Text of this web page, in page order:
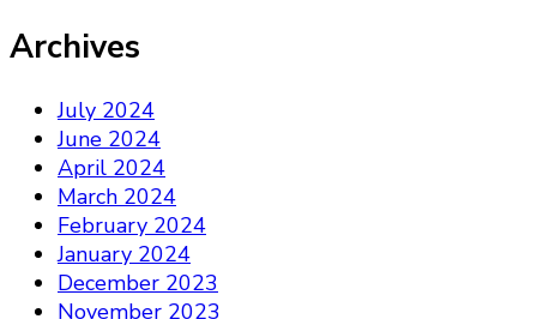
Archives
July 2024
June 2024
April 2024
March 2024
February 2024
January 2024
December 2023
November 2023